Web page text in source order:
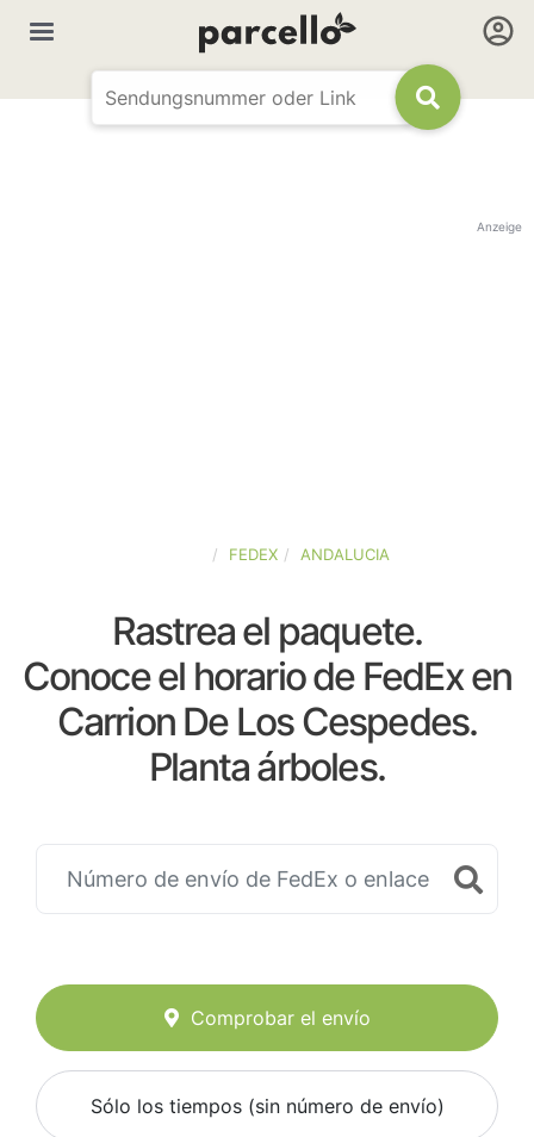
Anzeige
FEDEX ANDALUCIA
Rastrea el paquete.
Conoce el horario de FedEx en
Carrion De Los Cespedes.
Planta árboles.
Comprobar el envío
Sólo los tiempos (sin número de envío)